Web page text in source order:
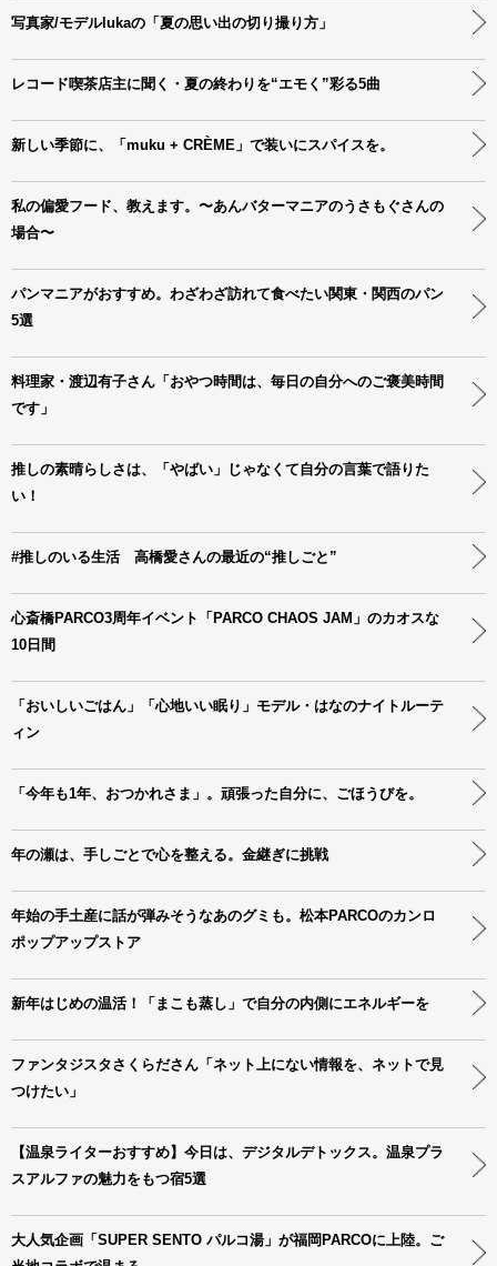
写真家/モデルlukaの「夏の思い出の切り撮り方」
レコード喫茶店主に聞く・夏の終わりを“エモく”彩る5曲
新しい季節に、「muku + CRÈME」で装いにスパイスを。
私の偏愛フード、教えます。〜あんバターマニアのうさもぐさんの
場合〜
パンマニアがおすすめ。わざわざ訪れて食べたい関東・関西のパン
5選
料理家・渡辺有子さん「おやつ時間は、毎日の自分へのご褒美時間
です」
推しの素晴らしさは、「やばい」じゃなくて自分の言葉で語りた
い！
#推しのいる生活 高橋愛さんの最近の“推しごと”
心斎橋PARCO3周年イベント「PARCO CHAOS JAM」のカオスな
10日間
「おいしいごはん」「心地いい眠り」モデル・はなのナイトルーテ
ィン
「今年も1年、おつかれさま」。頑張った自分に、ごほうびを。
年の瀬は、手しごとで心を整える。金継ぎに挑戦
年始の手土産に話が弾みそうなあのグミも。松本PARCOのカンロ
ポップアップストア
新年はじめの温活！「まこも蒸し」で自分の内側にエネルギーを
ファンタジスタさくらださん「ネット上にない情報を、ネットで見
つけたい」
【温泉ライターおすすめ】今日は、デジタルデトックス。温泉プラ
スアルファの魅力をもつ宿5選
大人気企画「SUPER SENTO パルコ湯」が福岡PARCOに上陸。ご